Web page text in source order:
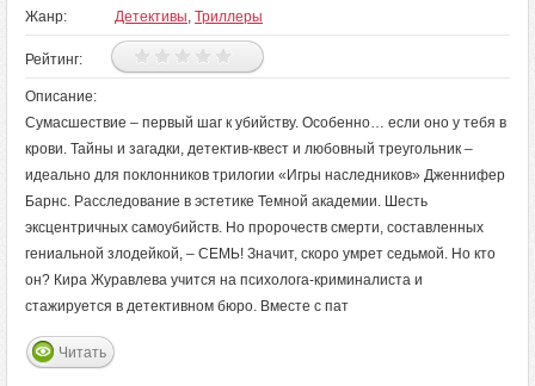
Жанр: Детективы, Триллеры
Рейтинг:
Описание:
Сумасшествие – первый шаг к убийству. Особенно… если оно у тебя в
крови. Тайны и загадки, детектив-квест и любовный треугольник –
идеально для поклонников трилогии «Игры наследников» Дженнифер
Барнс. Расследование в эстетике Темной академии. Шесть
эксцентричных самоубийств. Но пророчеств смерти, составленных
гениальной злодейкой, – СЕМЬ! Значит, скоро умрет седьмой. Но кто
он? Кира Журавлева учится на психолога-криминалиста и
стажируется в детективном бюро. Вместе с пат
Читать